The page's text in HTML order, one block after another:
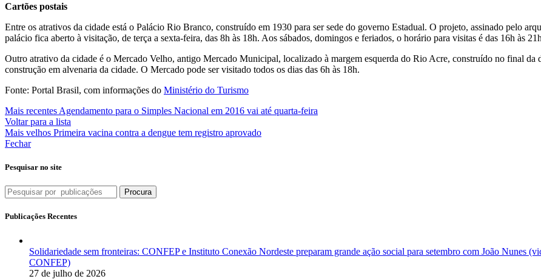
Cartões postais
Entre os atrativos da cidade está o Palácio Rio Branco, construído em 1930 para ser sede do governo Estadual. O projeto, assinado pelo
palácio fica aberto à visitação, de terça a sexta-feira, das 8h às 18h. Aos sábados, domingos e feriados, o horário para visitas é das 16h às
Outro atrativo da cidade é o Mercado Velho, antigo Mercado Municipal, localizado à margem esquerda do Rio Acre, construído no final da
construção em alvenaria da cidade. O Mercado pode ser visitado todos os dias das 6h às 18h.
Fonte: Portal Brasil, com informações do Ministério do Turismo
Mais recentes Agendamento para o Simples Nacional em 2016 vai até quarta-feira
Voltar para a lista
Mais velhos Primeira vacina contra a dengue tem registro aprovado
Fechar
Pesquisar no site
Procura
Publicações Recentes
Solidariedade sem fronteiras: CONFEP e Instituto Conexão Nordeste preparam grande ação social para setembro com João Nunes
CONFEP)
27 de julho de 2026